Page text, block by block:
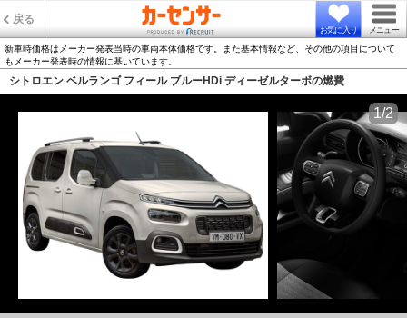
戻る
お気に入り メニュー
新車時価格はメーカー発表当時の車両本体価格です。また基本情報など、その他の項目について
もメーカー発表時の情報に基いています。
シトロエン ベルランゴ フィール ブルーHDi ディーゼルターボの燃費
1/2